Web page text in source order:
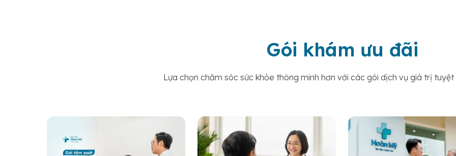
Gói khám ưu đãi
Lựa chọn chăm sóc sức khỏe thông minh hơn với các gói dịch vụ giá trị